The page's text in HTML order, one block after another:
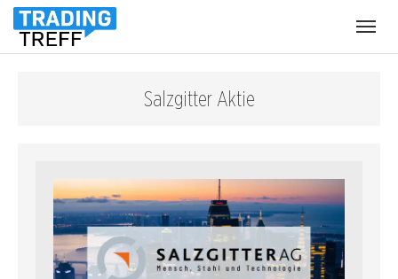
Salzgitter Aktie